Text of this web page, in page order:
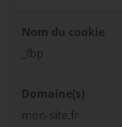
Nom du cookie
_fbp
Domaine(s)
mon-site.fr